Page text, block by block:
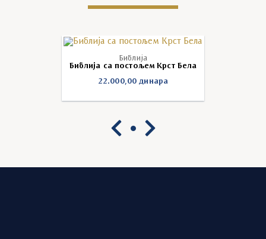
Библија
Библија са постољем Крст Бела
22.000,00динара